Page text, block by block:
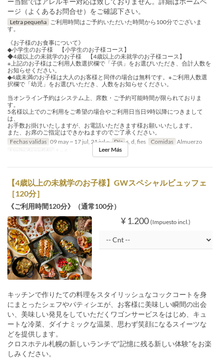
ージ（よくあるお問合せ）をご確認下さい。
Letra pequeña ご利用時間はご予約いただいた時間から100分でございま
す。
《お子様のお食事について》
◆小学生のお子様 【小学生のお子様コース】
◆4歳以上の未就学のお子様 【4歳以上の未就学のお子様コース】
※上記のお子様はご利用人数選択欄で「子供」をお選びいただき、合計人数を
お知らせください。
◆4歳未満のお子様は大人のお客様と同伴の場合は無料です。※ご利用人数選
択欄で「幼児」をお選びいただき、人数をお知らせください。
当オンライン予約はシステム上、席数・ご予約可能時間が限られておりま
す。
5名様以上でのご利用をご希望の場合やご利用日当日9時以降につきまして
は、
お手数お掛けいたしますが、お電話いただきます様お願いいたします。
また、お席のご指定はできかねますのでご了承ください。
Fechas validas 09 may ~ 17 jul, 21 jul ~ Día s, d, fies Comidas Almuerzo
Límite de pedido
1 ~ 6 Leer Más
【4歳以上の未就学のお子様】GWスペシャルビュッフェ
［120分］
《ご利用時間120分》（通常100分）
¥ 1.200 (Impuesto incl.)
キッチンで作りたての料理をスタイリッシュなコックコートを身
にまとったシェフやパティシエが、お客様に美味しい瞬間の出会
い、美味しい発見をしていただくワゴンサービスをはじめ、キュ
ートな冷菜、ダイナミックな温菜、思わず笑顔になるスイーツな
どを提供します。
クロスホテル札幌の新しいランチで“記憶に残る新しい体験”をお楽
しみください。